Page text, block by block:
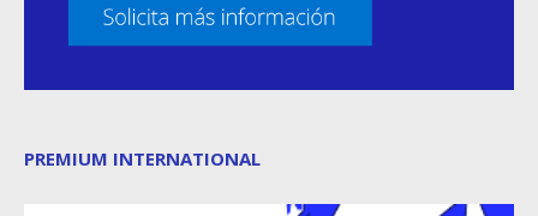
PREMIUM INTERNATIONAL